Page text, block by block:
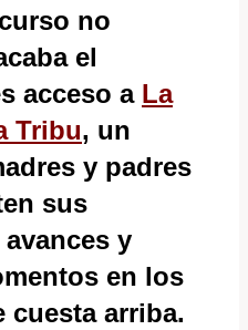
no
el
acceso a La
Tribu, un
y padres
sus
y
en los
cuesta arriba.